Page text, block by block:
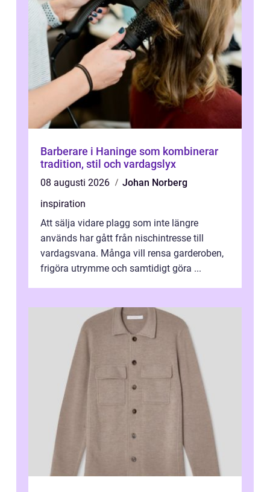
Barberare i Haninge som kombinerar
tradition, stil och vardagslyx
08 augusti 2026
Johan Norberg
inspiration
Att sälja vidare plagg som inte längre
används har gått från nischintresse till
vardagsvana. Många vill rensa garderoben,
frigöra utrymme och samtidigt göra ...